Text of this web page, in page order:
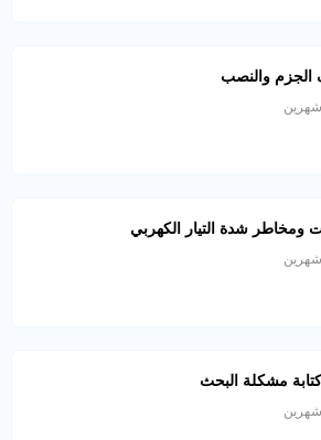
والنصب
ومخاطر شدة التيار الكهربي
مشكلة البحث